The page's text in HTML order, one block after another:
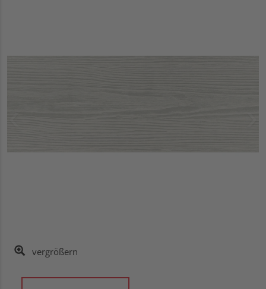
vergrößern